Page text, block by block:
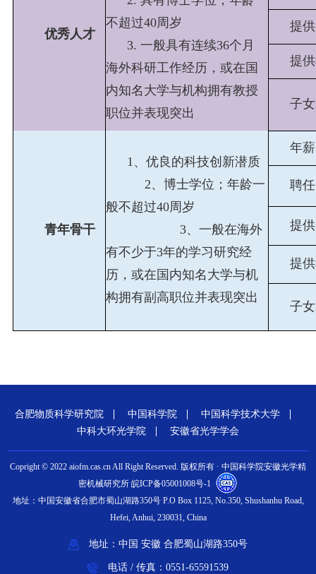
优秀人才
不超过40周岁
3. 一般具有连续36个月
海外科研工作经历，或在国
内知名大学与机构拥有教授
职位并表现突出
提
提
子
青年骨干
1、优良的科技创新潜质
2、博士学位；年龄一
般不超过40周岁
3、一般在海外
有不少于3年的学习研究经
历，或在国内知名大学与机
构拥有副高职位并表现突出
年薪
聘
提
提
子
合肥物质科学研究院 中国科学院
中国科学技术大学
中科大环光学院
安徽省光学学会
Copright © 2022 aiofm.cas.cn All Right Reserved. 版权所有 · 中国科学院安徽光学精
密机械研究所 皖ICP备05001008号-1
地址：中国安徽省合肥市蜀山湖路350号 P.O Box 1125, No.350, Shushanhu Road,
Hefei, Anhui, 230031, China
地址：中国 安徽 合肥蜀山湖路350号
电话 / 传真：0551-65591539